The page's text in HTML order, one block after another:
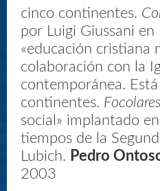
cinco continentes.
por Luigi Giussani
«educación cristiana
colaboración con la
contemporánea.
continentes.
social» implantado
tiempos de la
Lubich. Pedro
2003